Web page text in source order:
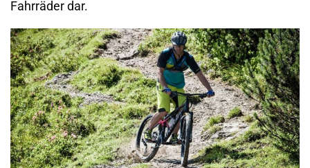
Fahrräder dar.